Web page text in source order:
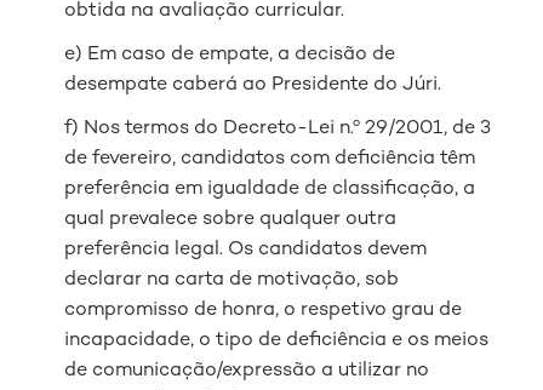
obtida na avaliação curricular.
e) Em caso de empate, a decisão de
desempate caberá ao Presidente do Júri.
f) Nos termos do Decreto-Lei n.º 29/2001, de 3
de fevereiro, candidatos com deficiência têm
preferência em igualdade de classificação, a
qual prevalece sobre qualquer outra
preferência legal. Os candidatos devem
declarar na carta de motivação, sob
compromisso de honra, o respetivo grau de
incapacidade, o tipo de deficiência e os meios
de comunicação/expressão a utilizar no